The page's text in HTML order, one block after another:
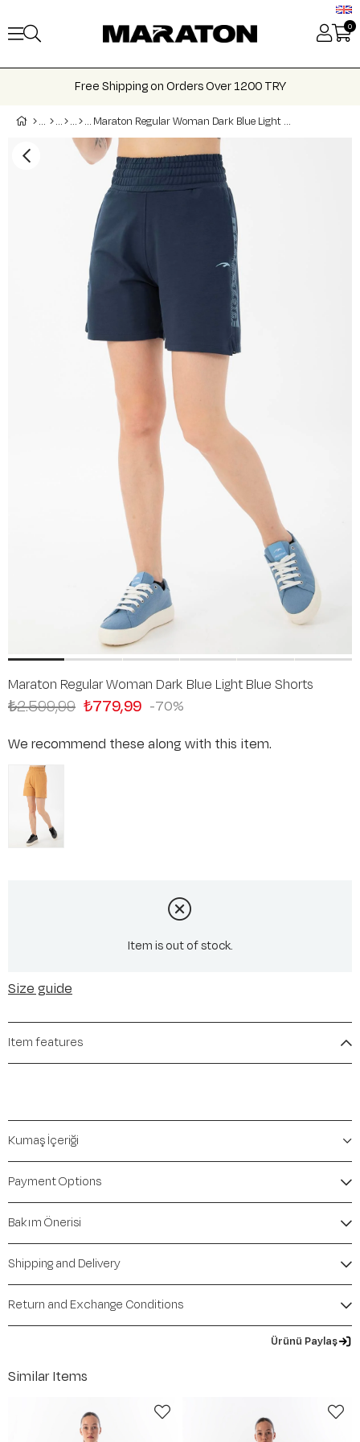
0
Free Shipping on Orders Over 1200 TRY
Maraton Regular Woman Dark Blue Light Blue Shorts 20850
Maraton Regular Woman Dark Blue Light Blue Shorts
70
₺2.599,99 ₺779,99
We recommend these along with this item.
Item is out of stock.
Size guide
Item features
Kumaş İçeriği
Payment Options
Bakım Önerisi
Shipping and Delivery
Return and Exchange Conditions
Ürünü Paylaş
Similar Items